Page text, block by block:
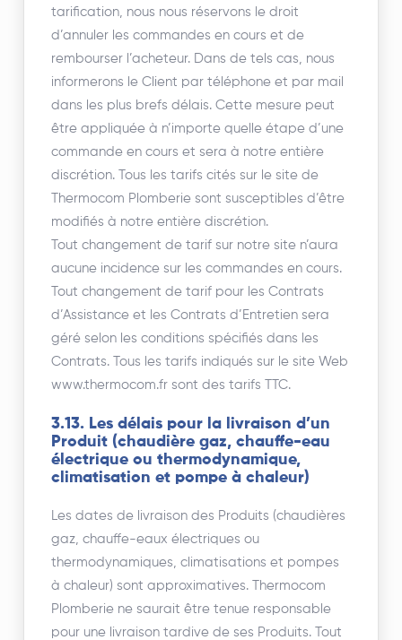
tarification, nous nous réservons le droit
d’annuler les commandes en cours et de
rembourser l’acheteur. Dans de tels cas, nous
informerons le Client par téléphone et par mail
dans les plus brefs délais. Cette mesure peut
être appliquée à n’importe quelle étape d’une
commande en cours et sera à notre entière
discrétion. Tous les tarifs cités sur le site de
Thermocom Plomberie sont susceptibles d’être
modifiés à notre entière discrétion.
Tout changement de tarif sur notre site n’aura
aucune incidence sur les commandes en cours.
Tout changement de tarif pour les Contrats
d’Assistance et les Contrats d’Entretien sera
géré selon les conditions spécifiés dans les
Contrats. Tous les tarifs indiqués sur le site Web
www.thermocom.fr sont des tarifs TTC.
3.13. Les délais pour la livraison d’un
Produit (chaudière gaz, chauffe-eau
électrique ou thermodynamique,
climatisation et pompe à chaleur)
Les dates de livraison des Produits (chaudières
gaz, chauffe-eaux électriques ou
thermodynamiques, climatisations et pompes
à chaleur) sont approximatives. Thermocom
Plomberie ne saurait être tenue responsable
pour une livraison tardive de ses Produits. Tout